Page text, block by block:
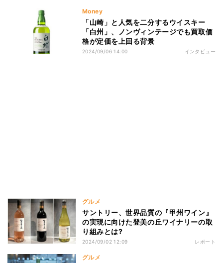
Money
「山崎」と人気を二分するウイスキー
「白州」、ノンヴィンテージでも買取価
格が定価を上回る背景
2024/09/06 14:00 インタビュー
グルメ
サントリー、世界品質の『甲州ワイン』
の実現に向けた登美の丘ワイナリーの取
り組みとは?
2024/09/02 12:09 レポート
グルメ